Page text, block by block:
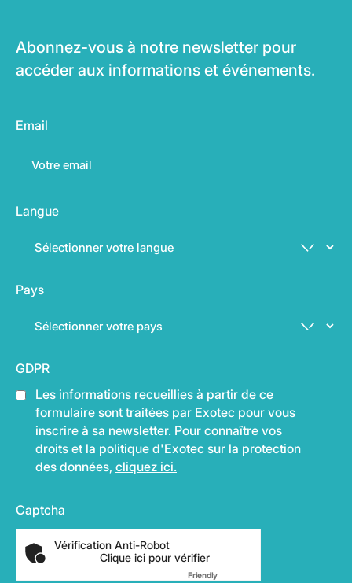
Abonnez-vous à notre newsletter pour
accéder aux informations et événements.
Email
Langue
Pays
GDPR
Les informations recueillies à partir de ce
formulaire sont traitées par Exotec pour vous
inscrire à sa newsletter. Pour connaître vos
droits et la politique d'Exotec sur la protection
des données, cliquez ici.
Captcha
Vérification Anti-Robot
Clique ici pour vérifier
FriendlyCaptcha ⇗